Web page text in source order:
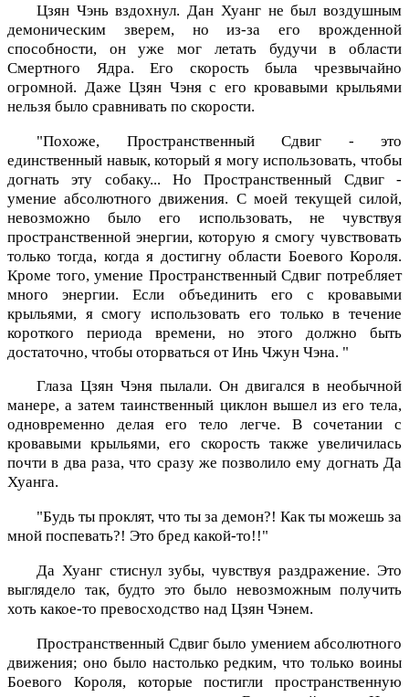
Цзян Чэнь вздохнул. Дан Хуанг не был воздушным
демоническим зверем, но из-за его врожденной
способности, он уже мог летать будучи в области
Смертного Ядра. Его скорость была чрезвычайно
огромной. Даже Цзян Чэня с его кровавыми крыльями
нельзя было сравнивать по скорости.
"Похоже, Пространственный Сдвиг - это
единственный навык, который я могу использовать, чтобы
догнать эту собаку... Но Пространственный Сдвиг -
умение абсолютного движения. С моей текущей силой,
невозможно было его использовать, не чувствуя
пространственной энергии, которую я смогу чувствовать
только тогда, когда я достигну области Боевого Короля.
Кроме того, умение Пространственный Сдвиг потребляет
много энергии. Если объединить его с кровавыми
крыльями, я смогу использовать его только в течение
короткого периода времени, но этого должно быть
достаточно, чтобы оторваться от Инь Чжун Чэна. "
Глаза Цзян Чэня пылали. Он двигался в необычной
манере, а затем таинственный циклон вышел из его тела,
одновременно делая его тело легче. В сочетании с
кровавыми крыльями, его скорость также увеличилась
почти в два раза, что сразу же позволило ему догнать Да
Хуанга.
"Будь ты проклят, что ты за демон?! Как ты можешь за
мной поспевать?! Это бред какой-то!!"
Да Хуанг стиснул зубы, чувствуя раздражение. Это
выглядело так, будто это было невозможным получить
хоть какое-то превосходство над Цзян Чэнем.
Пространственный Сдвиг было умением абсолютного
движения; оно было настолько редким, что только воины
Боевого Короля, которые постигли пространственную